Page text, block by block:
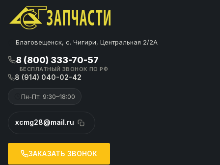
Благовещенск, с. Чигири, Центральная 2/2А
8 (800) 333-70-57
БЕСПЛАТНЫЙ ЗВОНОК ПО РФ
8 (914) 040-02-42
Пн-Пт: 9:30–18:00
xcmg28@mail.ru
ЗАКАЗАТЬ ЗВОНОК